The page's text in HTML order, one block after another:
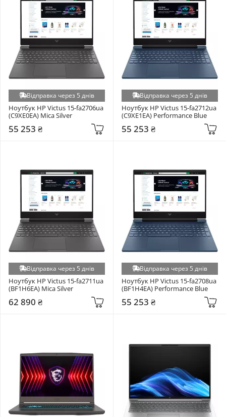
Відправка через 5 днів
Ноутбук HP Victus 15-fa2706ua
(C9XE0EA) Mica Silver
55 253 ₴
Відправка через 5 днів
Ноутбук HP Victus 15-fa2712ua
(C9XE1EA) Performance Blue
55 253 ₴
Відправка через 5 днів
Ноутбук HP Victus 15-fa2711ua
(BF1H6EA) Mica Silver
62 890 ₴
Відправка через 5 днів
Ноутбук HP Victus 15-fa2708ua
(BF1H4EA) Performance Blue
55 253 ₴